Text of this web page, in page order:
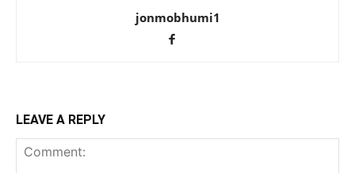
jonmobhumi1
LEAVE A REPLY